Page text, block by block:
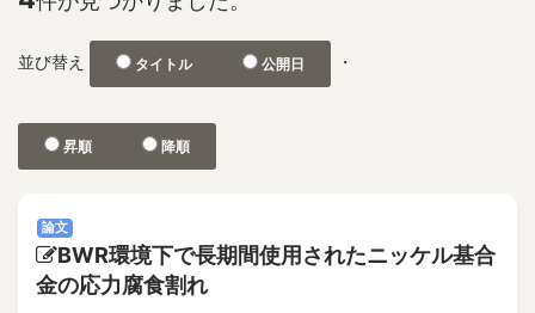
304SS 316LSS Austenitic Steel
360-degree camera
3D nonlinear FEM
3D photographic measurement
3D shape test object
3DAP
No.1
No.2
論文
Vol.21
論文
解説記事
並び替え タイトル 公開日 ・
昇順 降順
論文
BWR環境下で長期間使用されたニッケル基合
金の応力腐食割れ